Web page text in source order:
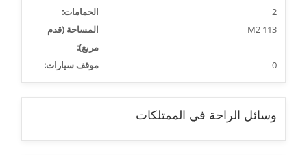
الحمامات:
2
المساحة (قدم
مربع):
113 M2
موقف سيارات: 0
وسائل الراحة في الممتلكات